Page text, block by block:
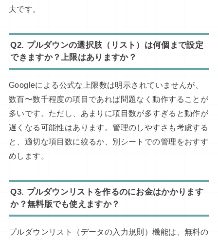
夫です。
Q2. プルダウンの選択肢（リスト）は何個まで設定
できますか？上限はありますか？
Googleによる公式な上限数は明示されていませんが、
数百〜数千程度の項目であれば問題なく動作することが
多いです。ただし、あまりに項目数が多すぎると動作が
遅くなる可能性はあります。管理のしやすさも考慮する
と、適切な項目数に絞るか、別シートでの管理をおすす
めします。
Q3. プルダウンリストを作るのにお金はかかります
か？無料版でも使えますか？
プルダウンリスト（データの入力規則）機能は、無料の